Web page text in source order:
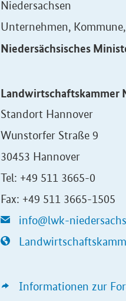
Niedersachsen
Unternehmen,
Niedersächsisches
Landwirtschaftskammer
Standort Hannover
Wunstorfer Straße 9
30453 Hannover
Tel: +49 511 3665-0
Fax: +49 511 3665-1505
info@lwk-
Informationen zur